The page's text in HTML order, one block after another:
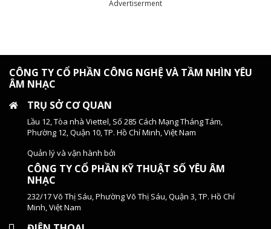
Advertiserment
CÔNG TY CỔ PHẦN CÔNG NGHỆ VÀ TẦM NHÌN YÊU
ÂM NHẠC
TRỤ SỞ CƠ QUAN
Lầu 12, Tòa nhà Viettel, Số 285 Cách Mạng Tháng Tám,
Phường 12, Quận 10, TP. Hồ Chí Minh, Việt Nam
Quản lý và vận hành bởi
CÔNG TY CỔ PHẦN KỸ THUẬT SỐ YÊU ÂM
NHẠC
232/17 Võ Thị Sáu, Phường Võ Thị Sáu, Quận 3, TP. Hồ Chí
Minh, Việt Nam